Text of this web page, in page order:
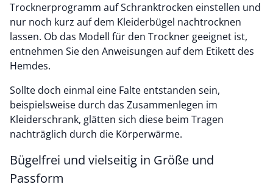
Trocknerprogramm auf Schranktrocken einstellen und
nur noch kurz auf dem Kleiderbügel nachtrocknen
lassen. Ob das Modell für den Trockner geeignet ist,
entnehmen Sie den Anweisungen auf dem Etikett des
Hemdes.
Sollte doch einmal eine Falte entstanden sein,
beispielsweise durch das Zusammenlegen im
Kleiderschrank, glätten sich diese beim Tragen
nachträglich durch die Körperwärme.
Bügelfrei und vielseitig in Größe und
Passform